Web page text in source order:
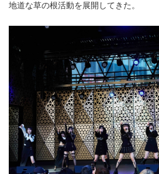
地道な草の根活動を展開してきた。